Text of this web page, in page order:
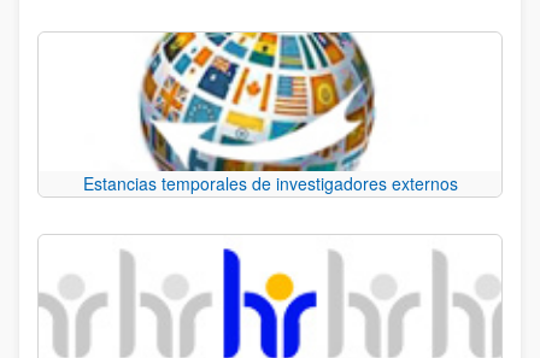
Estancias temporales de investigadores externos